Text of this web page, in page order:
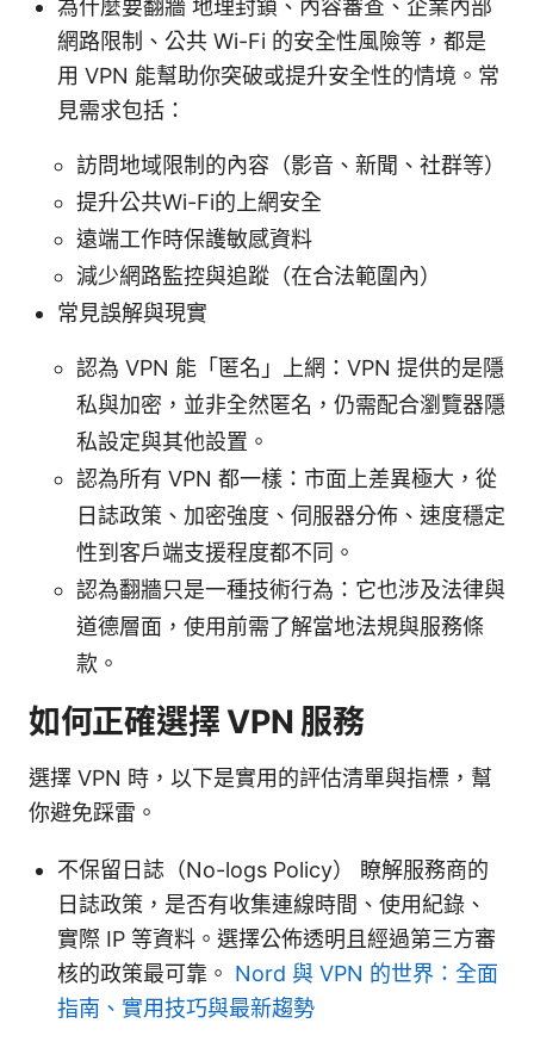
為什麼要翻牆 地理封鎖、內容審查、企業內部
網路限制、公共 Wi-Fi 的安全性風險等，都是
用 VPN 能幫助你突破或提升安全性的情境。常
見需求包括：
訪問地域限制的內容（影音、新聞、社群等）
提升公共Wi-Fi的上網安全
遠端工作時保護敏感資料
減少網路監控與追蹤（在合法範圍內）
常見誤解與現實
認為 VPN 能「匿名」上網：VPN 提供的是隱
私與加密，並非全然匿名，仍需配合瀏覽器隱
私設定與其他設置。
認為所有 VPN 都一樣：市面上差異極大，從
日誌政策、加密強度、伺服器分佈、速度穩定
性到客戶端支援程度都不同。
認為翻牆只是一種技術行為：它也涉及法律與
道德層面，使用前需了解當地法規與服務條
款。
如何正確選擇 VPN 服務
選擇 VPN 時，以下是實用的評估清單與指標，幫
你避免踩雷。
不保留日誌（No-logs Policy） 瞭解服務商的
日誌政策，是否有收集連線時間、使用紀錄、
實際 IP 等資料。選擇公佈透明且經過第三方審
核的政策最可靠。 Nord 與 VPN 的世界：全面
指南、實用技巧與最新趨勢